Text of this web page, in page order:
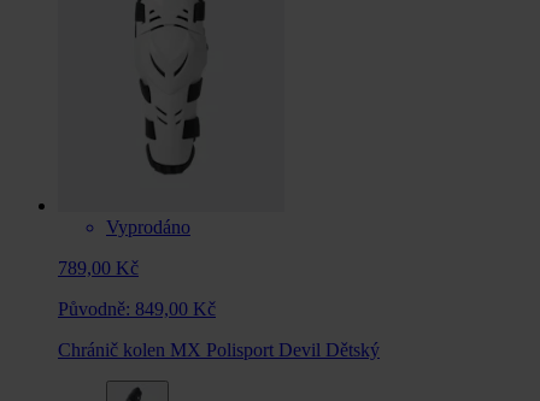
Vyprodáno
789,00 Kč
Původně: 849,00 Kč
Chránič kolen MX Polisport Devil Dětský